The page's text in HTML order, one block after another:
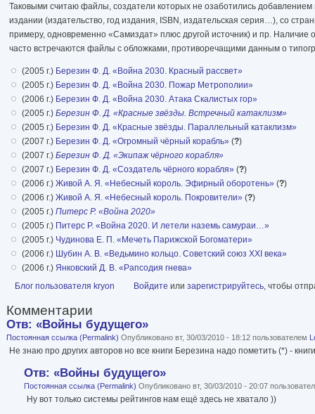
Таковыми считаю файлы, создатели которых не озаботились
издании (издательство, год издания, ISBN, издательская серия…), со
примеру, одновременно «Самиздат» плюс другой источник) и пр. Наличие
часто встречаются файлы с обложками, противоречащими данным о
(2005 г.) Березин Ф. Д. «Война 2030. Красный рассвет»
(2005 г.) Березин Ф. Д. «Война 2030. Пожар Метрополии»
(2006 г.) Березин Ф. Д. «Война 2030. Атака Скалистых гор»
(2005 г.) Березин Ф. Д. «Красные звёзды. Встречный катаклизм»
(2005 г.) Березин Ф. Д. «Красные звёзды. Параллельный катаклизм»
(2007 г.) Березин Ф. Д. «Огромный чёрный корабль» (?)
(2007 г.) Березин Ф. Д. «Экипаж чёрного корабля»
(2007 г.) Березин Ф. Д. «Создатель чёрного корабля» (?)
(2006 г.) Живой А. Я. «Небесный король. Эфирный оборотень» (?)
(2006 г.) Живой А. Я. «Небесный король. Покровители» (?)
(2005 г.) Питерс Р. «Война 2020»
(2005 г.) Питерс Р. «Война 2020. И летели наземь самураи…»
(2005 г.) Чудинова Е. П. «Мечеть Парижской Богоматери»
(2006 г.) Шубин А. В. «Ведьмино кольцо. Советский союз XXI века»
(2006 г.) Янковский Д. В. «Рапсодия гнева»
Блог пользователя kryon
Войдите или зарегистрируйтесь, чтобы
Комментарии
Отв: «Войны будущего»
Постоянная ссылка (Permalink) Опубликовано вт, 30/03/2010 - 18:12 пользователем
Не знаю про других авторов но все книги Березина надо пометить (*) -
Отв: «Войны будущего»
Постоянная ссылка (Permalink) Опубликовано вт, 30/03/2010 - 20:07
Ну вот только системы рейтингов нам ещё здесь не хватало ))